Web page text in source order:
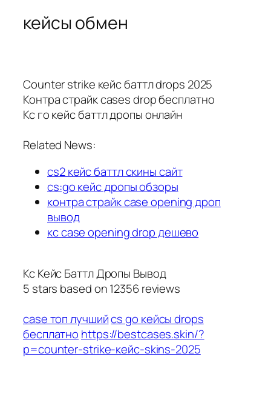
кейсы обмен
Counter strike кейс баттл drops 2025
Контра страйк cases drop бесплатно
Кс го кейс баттл дропы онлайн
Related News:
cs2 кейс баттл скины сайт
cs:go кейс дропы обзоры
контра страйк case opening дроп
вывод
кс case opening drop дешево
Кс Кейс Баттл Дропы Вывод
5 stars based on12356reviews
case топ лучшийcs go кейсы drops
бесплатно https://bestcases.skin/?
p=counter-strike-кейс-skins-2025